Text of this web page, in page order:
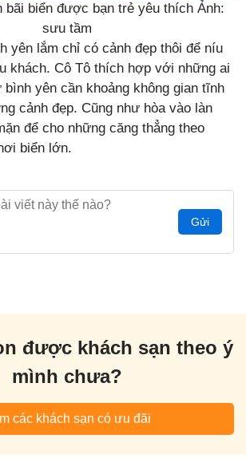
biển được bạn trẻ yêu thích Ảnh:
sưu tầm
yên lắm chỉ có cảnh đẹp thôi để níu
khách. Cô Tô thích hợp với những ai
yên cần khoảng không gian tĩnh
cảnh đẹp. Cũng như hòa vào làn
để cho những căng thẳng theo
biển lớn.
Gửi
được khách sạn theo ý
mình chưa?
các khách sạn có ưu đãi